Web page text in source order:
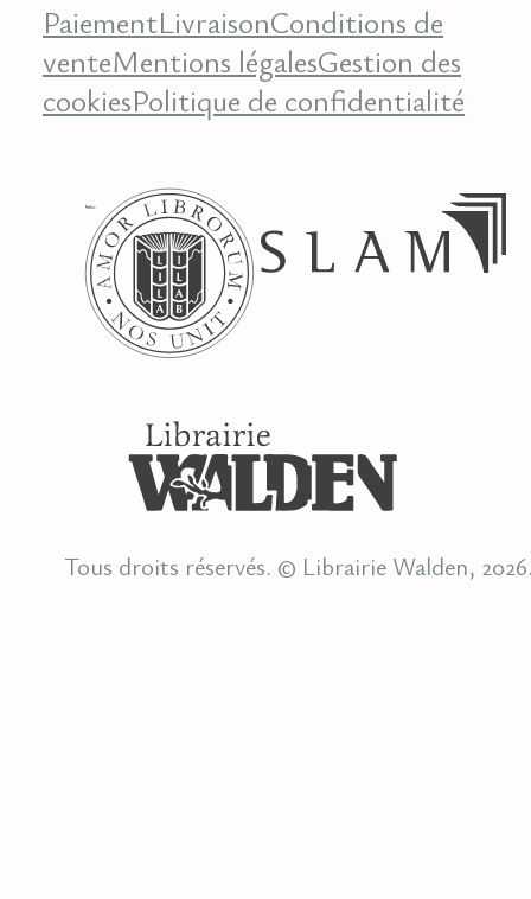
PaiementLivraisonConditions de
venteMentions légalesGestion des
cookiesPolitique de confidentialité
Tous droits réservés. © Librairie Walden,